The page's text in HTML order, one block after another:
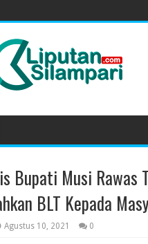
Bupati Musi Rawas
BLT Kepada
Agustus 10, 2021 0